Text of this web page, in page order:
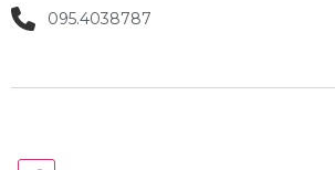
095.4038787